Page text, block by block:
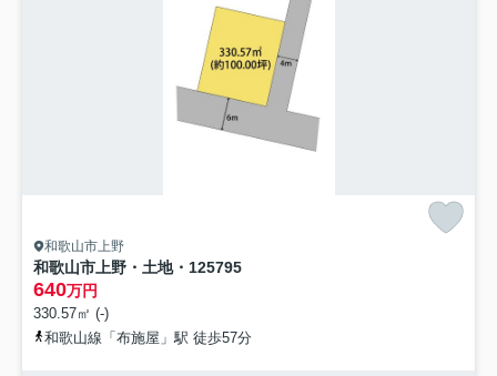
和歌山市上野
和歌山市上野・土地・125795
640万円
330.57㎡ (-)
和歌山線「布施屋」駅 徒歩57分